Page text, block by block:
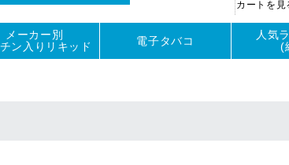
カートを見
メーカー別
ン入りリキッド
電子タバコ
人気
(